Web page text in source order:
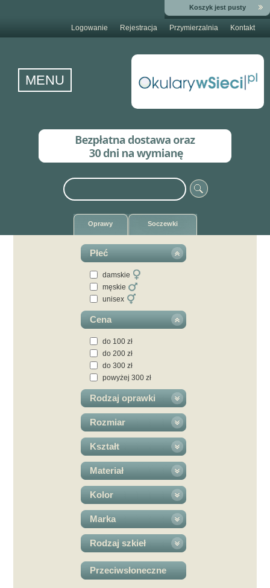
Koszyk jest pusty
Logowanie Rejestracja Przymierzalnia Kontakt
MENU
Oprawy Soczewki
Płeć
damskie
męskie
unisex
Cena
do 100 zł
do 200 zł
do 300 zł
powyżej 300 zł
Rodzaj oprawki
Rozmiar
Kształt
Materiał
Kolor
Marka
Rodzaj szkieł
Przeciwsłoneczne